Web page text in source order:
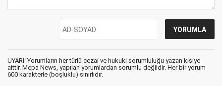
UYARI: Yorumların her türlü cezai ve hukuki sorumluluğu yazan kişiye
aittir. Mepa News, yapılan yorumlardan sorumlu değildir. Her bir yorum
600 karakterle (boşluklu) sınırlıdır.